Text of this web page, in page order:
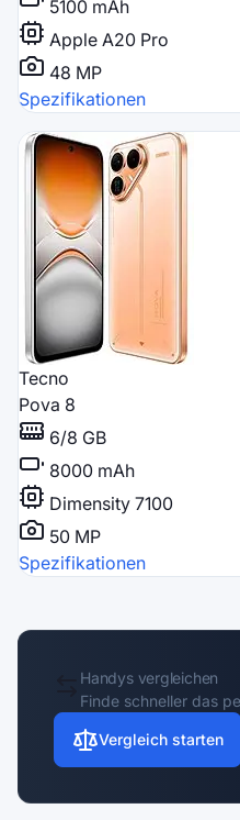
5100 mAh
Apple A20 Pro
48 MP
Spezifikationen
Tecno
Pova 8
6/8 GB
8000 mAh
Dimensity 7100
50 MP
Spezifikationen
Handys vergleichen
Finde schneller das
Vergleich starten